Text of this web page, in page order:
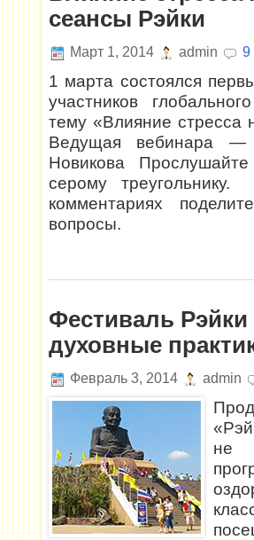
сеансы Рэйки
Март 1, 2014 admin 9
1 марта состоялся
участников
тему «Влияние стресса
Ведущая вебинара —
Новикова
серому
комментариях
вопросы.
Фестиваль
духовные
Февраль 3, 2014 admin
не